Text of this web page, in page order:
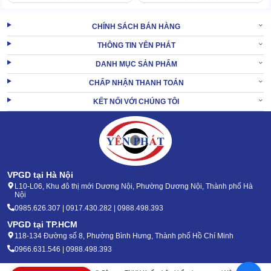
Trong và ngoài
đặc thù với nền nhiệt cùng độ ẩm
cao, hơi nóng nhiều. Để có thể bền bỉ trong môi trường này, NSX
trang bị cho tổ hợp tháp này đều là những vật liệu cao cấp hàng
đầu.
Tiêu biểu như phần vỏ tháp dùng sợi thủy tinh với đặc tính kháng
hóa, chống ăn mòn siêu tốt. Motor quạt chống thấm, cánh quạt
quay kết cấu từ hợp kim nhôm cực bền bỉ.
Ngay cả hệ khối đệm và ống dẫn đều làm từ PVC loại 1, chịu được
nguồn nước nóng, dùng lâu dài mà không bị giòn, mủn gãy.
XEM THÊM:
2. Yên Phát bán 4 tổ hợp tháp hạ nhiệt Kumisai
KMS 350RT 2Cell giá rẻ, hỗ trợ lắp đúng chuẩn
CHÍNH SÁCH BÁN HÀNG
THÔNG TIN YÊN PHÁT
DANH MỤC SẢN PHẨM
CHẤP NHẬN THANH TOÁN
KẾT NỐI VỚI CHÚNG TÔI
VPGD tại Hà Nội
L10-L06, Khu đô thị mới Dương Nội, Phường Dương Nội, Thành phố Hà
Nội
0985.626.307 | 0917.430.282 | 0988.498.393
VPGD tại TP.HCM
118-134 Đường số 8, Phường Bình Hưng, Thành phố Hồ Chí Minh
0966.631.546 | 0988.498.393